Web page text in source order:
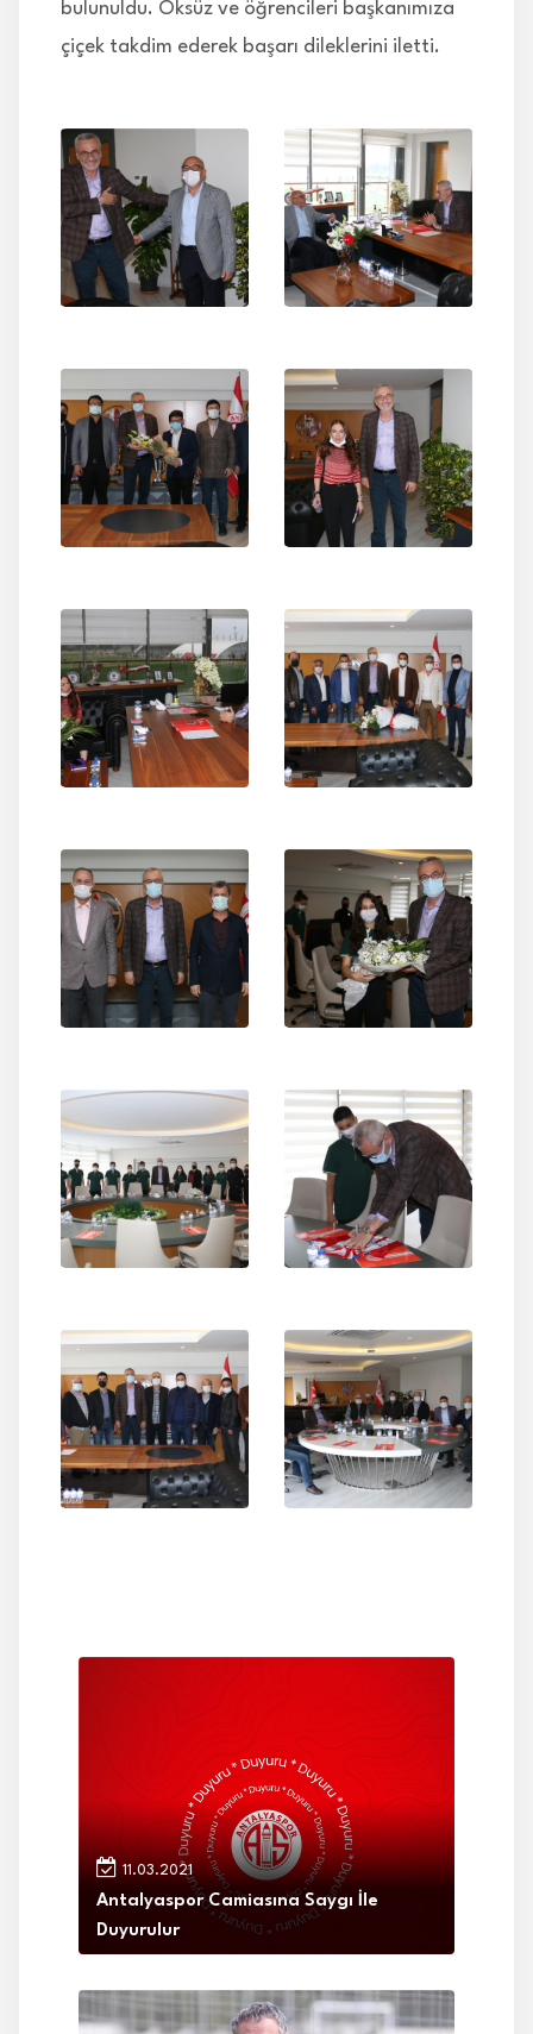
bulunuldu. Öksüz ve öğrencileri başkanımıza
çiçek takdim ederek başarı dileklerini iletti.
11.03.2021
Antalyaspor Camiasına Saygı İle
Duyurulur